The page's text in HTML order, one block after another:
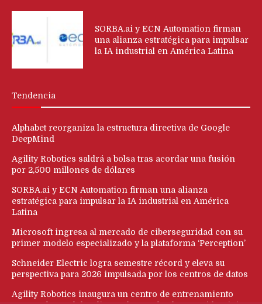
SORBA.ai y ECN Automation firman
una alianza estratégica para impulsar
la IA industrial en América Latina
Tendencia
Alphabet reorganiza la estructura directiva de Google
DeepMind
Agility Robotics saldrá a bolsa tras acordar una fusión
por 2,500 millones de dólares
SORBA.ai y ECN Automation firman una alianza
estratégica para impulsar la IA industrial en América
Latina
Microsoft ingresa al mercado de ciberseguridad con su
primer modelo especializado y la plataforma ‘Perception’
Schneider Electric logra semestre récord y eleva su
perspectiva para 2026 impulsada por los centros de datos
Agility Robotics inaugura un centro de entrenamiento